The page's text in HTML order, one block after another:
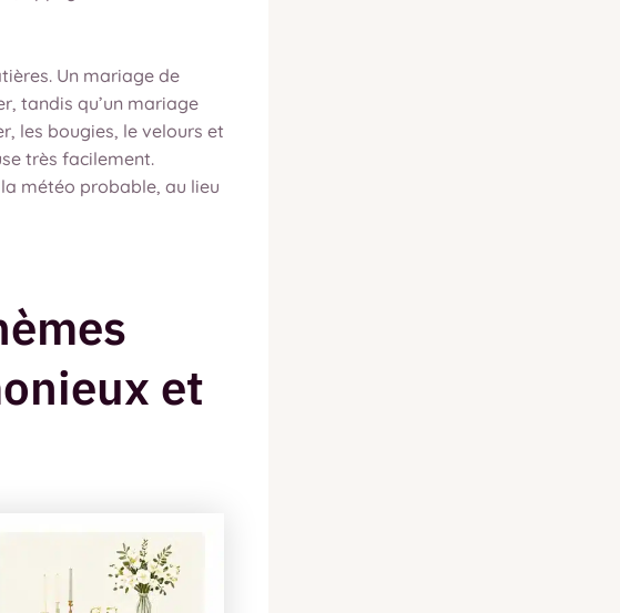
Un mariage de
tandis qu’un mariage
les bougies, le velours et
très facilement.
météo probable, au lieu
et